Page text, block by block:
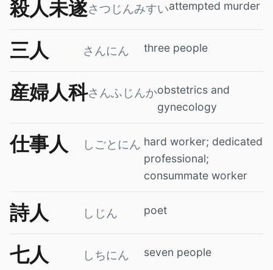
殺人未遂さつじんみすいattempted murder
三人 さんにん three people
産婦人科さんふじんかobstetrics and
gynecology
仕事人 しごとにん hard worker; dedicated
professional;
consummate worker
詩人 しじん poet
七人 しちにん seven people